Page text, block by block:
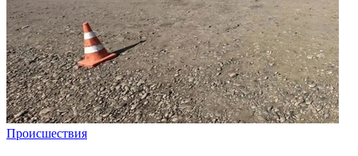
Происшествия